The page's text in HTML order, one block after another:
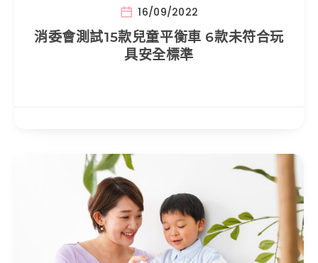
16/09/2022
消委會測試15款兒童平衡車 6款未符合玩
具安全標準